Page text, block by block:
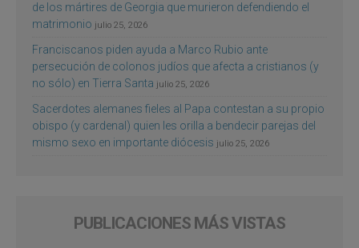
de los mártires de Georgia que murieron defendiendo el
matrimonio julio 25, 2026
Franciscanos piden ayuda a Marco Rubio ante
persecución de colonos judíos que afecta a cristianos (y
no sólo) en Tierra Santa julio 25, 2026
Sacerdotes alemanes fieles al Papa contestan a su propio
obispo (y cardenal) quien les orilla a bendecir parejas del
mismo sexo en importante diócesis julio 25, 2026
PUBLICACIONES MÁS VISTAS